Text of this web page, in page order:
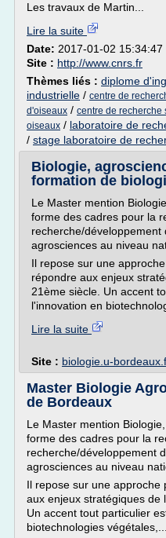
Les travaux de Martin...
Lire la suite
Date: 2017-01-02 15:34:47
Site : http://www.cnrs.fr
Thèmes liés : diplome
industrielle / centre de
d'oiseaux / centre de recherche
oiseaux / laboratoire de
/ stage laboratoire de
Biologie,
formation de
Le Master mention
forme des cadres pour la
recherche/développement
agrosciences au niveau
Il repose sur une
répondre aux enjeux
21ème siècle. Un accent
l'innovation en
Lire la suite
Site : biologie.u-
Master Biologie
de Bordeaux
Le Master mention
forme des cadres pour la
recherche/développement
agrosciences au niveau
Il repose sur une approche
aux enjeux stratégiques de
Un accent tout particulier
biotechnologies végétales,...